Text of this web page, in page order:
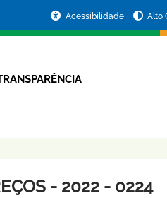
Acessibilidade Alto
- 2022 - 0224